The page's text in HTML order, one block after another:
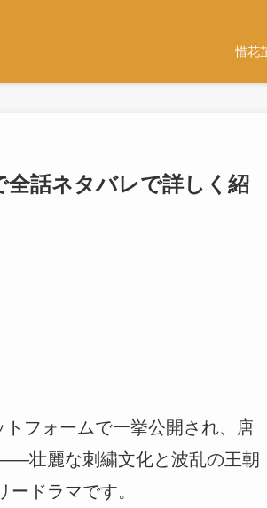
惜花
話ネタバレで詳しく紹
トフォームで一挙公開され、唐
壮麗な刺繍文化と波乱の王朝
ドラマです。